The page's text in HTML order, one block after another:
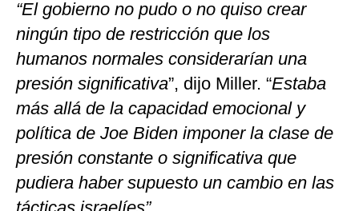
“El gobierno no pudo o no quiso crear
ningún tipo de restricción que los
humanos normales considerarían una
presión significativa”, dijo Miller. “Estaba
más allá de la capacidad emocional y
política de Joe Biden imponer la clase de
presión constante o significativa que
pudiera haber supuesto un cambio en las